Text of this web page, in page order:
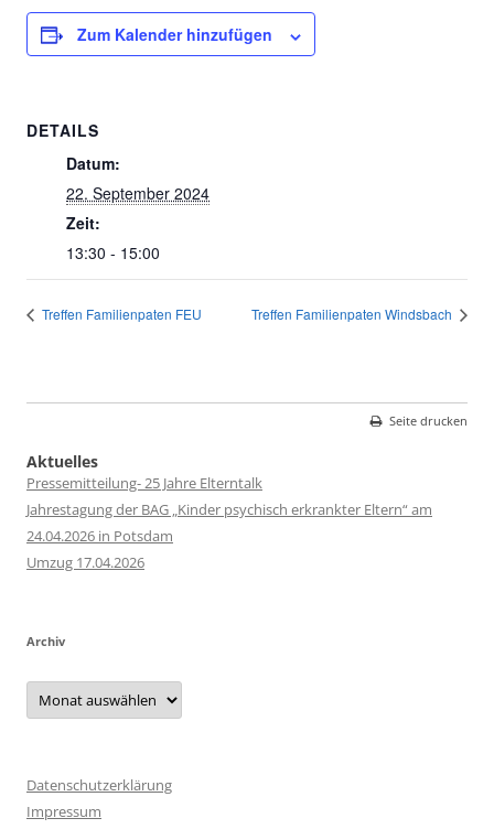
Zum Kalender hinzufügen
DETAILS
Datum:
22. September 2024
Zeit:
13:30 - 15:00
Treffen Familienpaten FEU Treffen Familienpaten Windsbach
Seite drucken
Aktuelles
Pressemitteilung- 25 Jahre Elterntalk
Jahrestagung der BAG „Kinder psychisch erkrankter Eltern“ am
24.04.2026 in Potsdam
Umzug 17.04.2026
Archiv
Archiv
Datenschutzerklärung
Impressum